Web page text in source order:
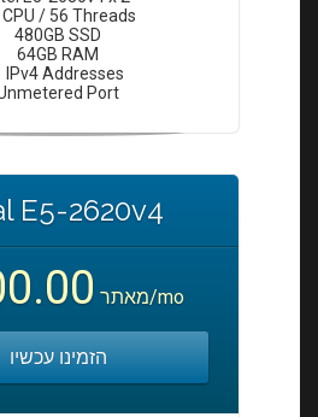
CPU / 56 Threads
480GB SSD
64GB RAM
IPv4 Addresses
Port
E5-2620v4
מאתר/mo
הזמינו עכשיו